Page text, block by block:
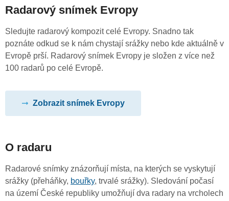
Radarový snímek Evropy
Sledujte radarový kompozit celé Evropy. Snadno tak
poznáte odkud se k nám chystají srážky nebo kde aktuálně v
Evropě prší. Radarový snímek Evropy je složen z více než
100 radarů po celé Evropě.
Zobrazit snímek Evropy
O radaru
Radarové snímky znázorňují místa, na kterých se vyskytují
srážky (přeháňky, bouřky, trvalé srážky). Sledování počasí
na území České republiky umožňují dva radary na vrcholech